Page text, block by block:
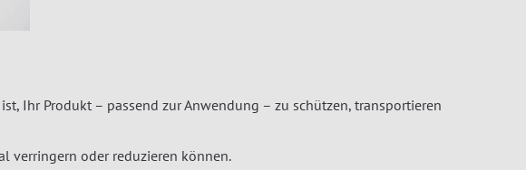
Ihr Produkt – passend zur Anwendung – zu schützen, transportieren
verringern oder reduzieren können.